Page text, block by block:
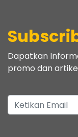
Dapatkan
promo dan